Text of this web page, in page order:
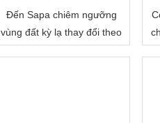
Đến Sapa chiêm ngưỡng
vùng đất kỳ lạ thay đổi theo